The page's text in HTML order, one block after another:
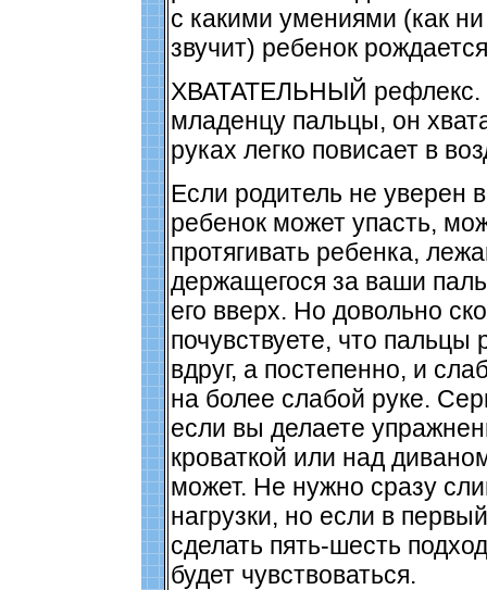
с какими умениями (как
звучит) ребенок
ХВАТАТЕЛЬНЫЙ рефлекс.
младенцу пальцы, он
руках легко повисает в
Если родитель не уверен
ребенок может упасть,
протягивать ребенка,
держащегося за ваши
его вверх. Но довольно
почувствуете, что
вдруг, а постепенно, и
на более слабой руке.
если вы делаете
кроваткой или над
может. Не нужно сразу
нагрузки, но если в
сделать пять-шесть
будет чувствоваться.